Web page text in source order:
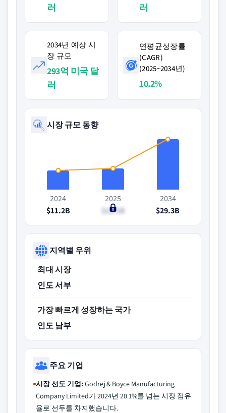
러
러
2034년 예상 시
장 규모
293억 미국 달
러
연평균성장률
(CAGR)
(2025~2034년)
10.2%
시장 규모 동향
2024
$11.2B
2025
$12.2B
2034
$29.3B
지역별 우위
최대 시장
인도 서부
가장 빠르게 성장하는 국가
인도 남부
주요 기업
시장 선도 기업:Godrej & Boyce Manufacturing
Company Limited가 2024년 20.1%를 넘는 시장 점유
율로 선두를 차지했습니다.